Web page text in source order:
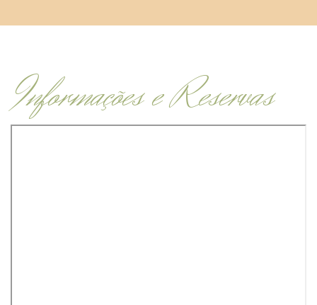
Informações e Reservas